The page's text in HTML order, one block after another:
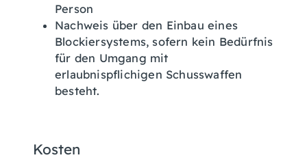
Person
Nachweis über den Einbau eines
Blockiersystems, sofern kein Bedürfnis
für den Umgang mit
erlaubnispflichigen Schusswaffen
besteht.
Kosten